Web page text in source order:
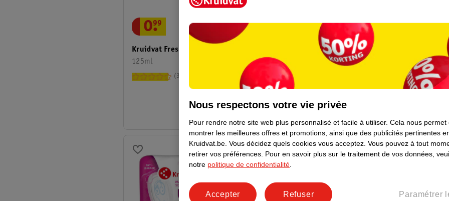
Kruidvat Fresh Dentifrice
125ml
0.
99
32
Gillette Lames De Rasoir
Fusion5
16 pièces
97.
95
5021
Palmolive
Essence
250ml -
3.
99
Nous respectons votre vie privée
Pour rendre notre site web plus personnalisé et facile à utiliser. Cela nous permet
montrer les meilleures offres et promotions, ainsi que des publicités pertinentes
Kruidvat.be. Vous décidez quels cookies vous acceptez. Vous pouvez à tout
retirer vos préférences. Pour en savoir plus sur le traitement de vos données,
notre politique de confidentialité
Paramétrer
Refuser
Accepter